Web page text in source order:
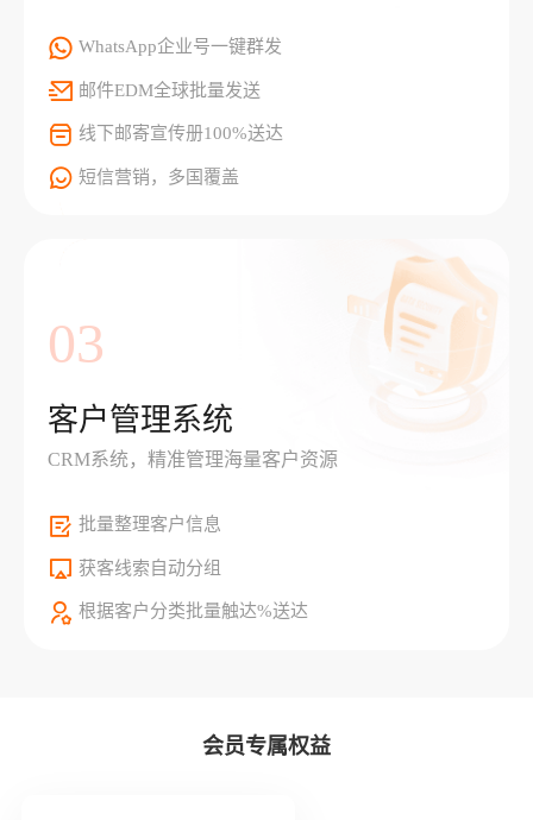
WhatsApp企业号一键群发
邮件EDM全球批量发送
线下邮寄宣传册100%送达
短信营销，多国覆盖
03
客户管理系统
CRM系统，精准管理海量客户资源
批量整理客户信息
获客线索自动分组
根据客户分类批量触达%送达
会员专属权益